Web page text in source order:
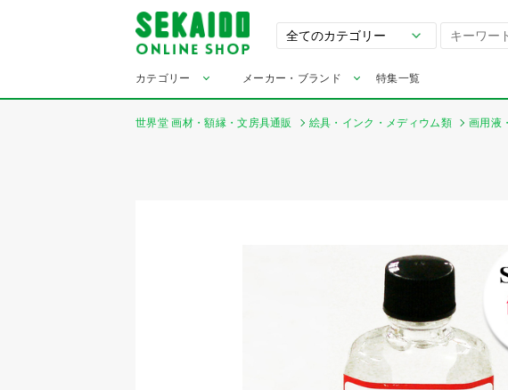
カテゴリー メーカー・ブランド 特集一覧
世界堂 画材・額縁・文房具通販 絵具・インク・メディウム類 画用液